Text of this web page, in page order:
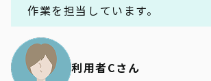
作業を担当しています。
利用者Cさん